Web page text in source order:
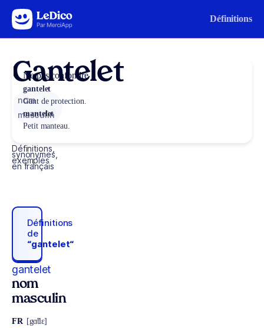
Aller au contenu Définitions
Gantelet
nom
masculin
Définitions,
synonymes,
exemples
en français
Définitions
de
“gantelet“
gantelet
nom
masculin
FR [gɑ̃tlɛ]
Ne pas confondre
gantelet
Gant de protection.
mantelet
Petit manteau.